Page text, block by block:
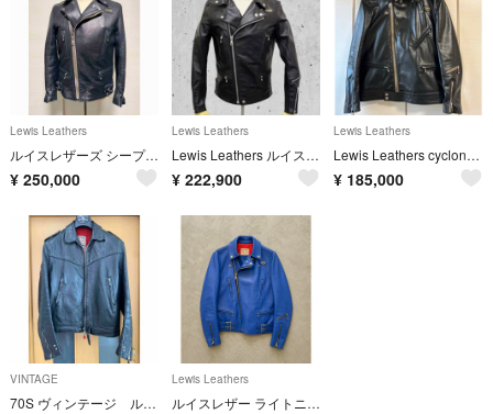
Lewis Leathers
ルイスレザーズ シープ ライトニング lightning 391Tタイトフィット
¥ 250,000
Lewis Leathers
Lewis Leathers ルイスレザー 希少 ラットランドシープスキン ブラック タイトフィット 40
¥ 222,900
Lewis Leathers
Lewis Leathers cyclone ルイスレザー サイクロン
¥ 185,000
VINTAGE
70S ヴィンテージ ルイスレザー 42
Lewis Leathers
ルイスレザー ライトニング 391T 38 タイトフィット ブルー